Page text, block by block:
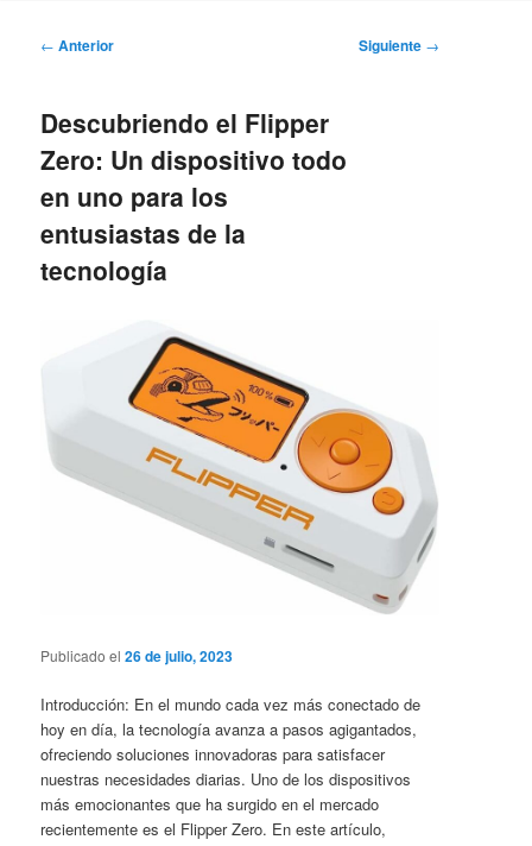
Navegación
← Anterior Siguiente →
Descubriendo el Flipper
Zero: Un dispositivo todo
en uno para los
entusiastas de la
tecnología
Publicado el26 de julio, 2023
Introducción: En el mundo cada vez más conectado de
hoy en día, la tecnología avanza a pasos agigantados,
ofreciendo soluciones innovadoras para satisfacer
nuestras necesidades diarias. Uno de los dispositivos
más emocionantes que ha surgido en el mercado
recientemente es el Flipper Zero. En este artículo,